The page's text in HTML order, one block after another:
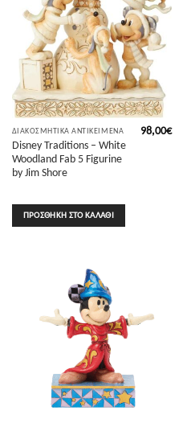
ΔΙΑΚΟΣΜΗΤΙΚΆ ΑΝΤΙΚΕΊΜΕΝΑ
Disney Traditions – White
Woodland Fab 5 Figurine
by Jim Shore
98,00€
ΠΡΟΣΘΉΚΗ ΣΤΟ ΚΑΛΆΘΙ